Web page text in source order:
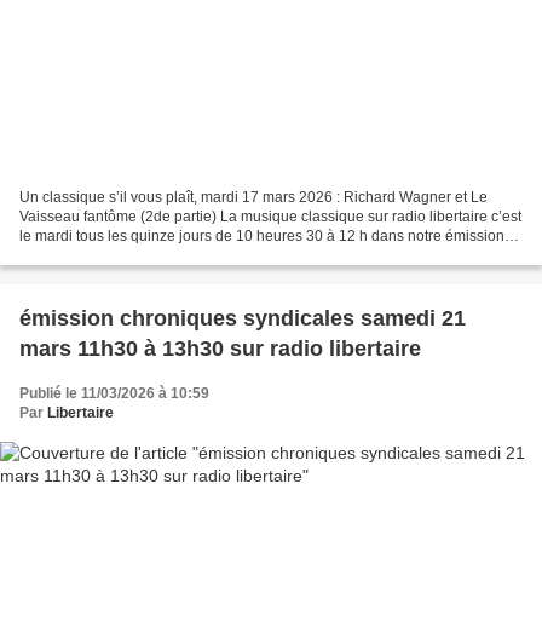
Un classique s’il vous plaît, mardi 17 mars 2026 : Richard Wagner et Le
Vaisseau fantôme (2de partie) La musique classique sur radio libertaire c’est
le mardi tous les quinze jours de 10 heures 30 à 12 h dans notre émission
émission chroniques syndicales samedi 21
mars 11h30 à 13h30 sur radio libertaire
Publié le 11/03/2026 à 10:59
Par Libertaire